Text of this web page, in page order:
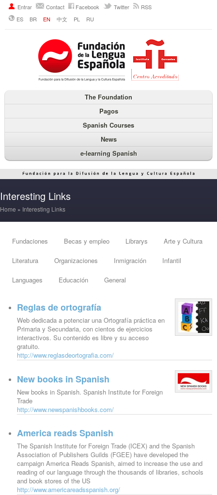
Entrar Contact Facebook Twitter
RSS
ES
BR EN 中文 PL RU
The Foundation
Pagos
Spanish Courses
News
e-learning Spanish
Interesting Links
Home » Interesting Links
Fundaciones Becas y empleo Librarys Arte y Cultura
Literatura Organizaciones Inmigración Infantil
Languages Educación General
Reglas de ortografía
Web dedicada a potenciar una Ortografía práctica en
Primaria y Secundaria, con cientos de ejercicios
interactivos. Su contenido es libre y su acceso
gratuito.
http://www.reglasdeortografia.com/
New books in Spanish
New books in Spanish. Spanish Institute for Foreign
Trade
http://www.newspanishbooks.com/
America reads Spanish
The Spanish Institute for Foreign Trade (ICEX) and the Spanish
Association of Publishers Guilds (FGEE) have developed the
campaign America Reads Spanish, aimed to increase the use and
reading of our language through the thousands of libraries, schools
and book stores of the US
http://www.americareadsspanish.org/